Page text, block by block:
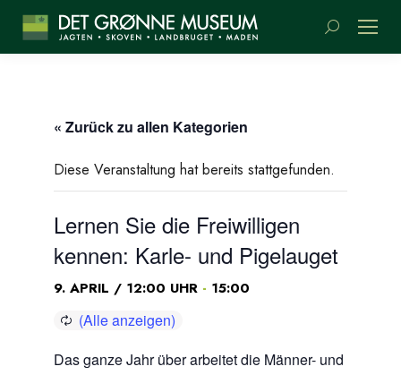
Suchen:
« Zurück zu allen Kategorien
Diese Veranstaltung hat bereits stattgefunden.
Lernen Sie die Freiwilligen
kennen: Karle- und Pigelauget
9. APRIL / 12:00 UHR - 15:00
Das ganze Jahr über arbeitet die Männer- und